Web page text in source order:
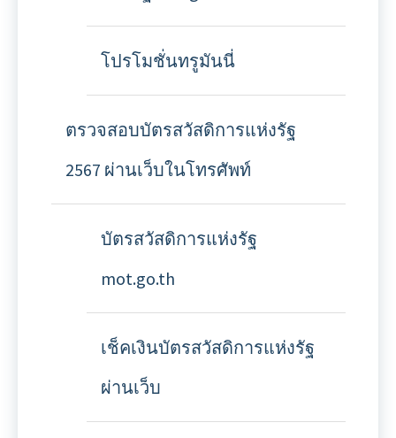
โปรโมชั่นทรูมันนี่
ตรวจสอบบัตรสวัสดิการแห่งรัฐ
2567 ผ่านเว็บในโทรศัพท์
บัตรสวัสดิการแห่งรัฐ
mot.go.th
เช็คเงินบัตรสวัสดิการแห่งรัฐ
ผ่านเว็บ